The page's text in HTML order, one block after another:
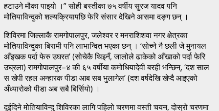
हटाउने मौका पाइयो ।” सोही बस्तीका ७५ वर्षीय सुरज यादव पनि
मोतियाविन्दुको शल्यक्रियापछि फेरि संसार देखिने आसमा दङ्ग छन् ।
शिविरमा जिल्लाकै रामगोपालपुर, जलेश्वर र मनराशिशवा नगर क्षेत्रका
मोतियाविन्दुका बिरामी पनि लाभान्वित भएका छन् । ‘सोच्ने नै छली जे मुनायल
आँइखक पर्दा फेरु उघरत’ (सोचेकै थिइनँ, जालोले ढाकेको आँखाको पर्दा फेरि
उघ्रला) रामगोपालपुर–४ की ६५ वर्षीया कमोधियादेवी बरही भन्छिन्, ‘दश साल
स खेपी रहल अन्हारक पीडा आब सब भुलागेल’ (दश वर्षदेखि खेप्दै आइएको
अँध्यारोको पीडा अब सबै बिर्सियो) ।
दुईदिने मोतियाविन्दु शिविरका लागि पहिलो चरणमा वस्ती चयन, दोस्रो चरणमा